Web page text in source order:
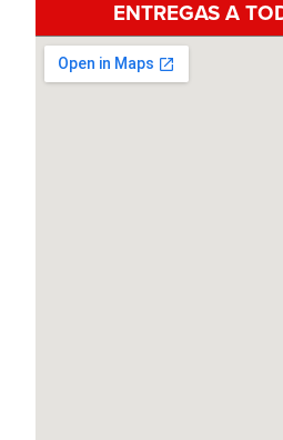
ENTREGAS A